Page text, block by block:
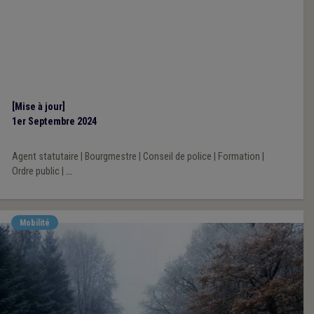
[Mise à jour]
1er Septembre 2024
Agent statutaire Bourgmestre Conseil de police Formation
Ordre public
...
Mobilité